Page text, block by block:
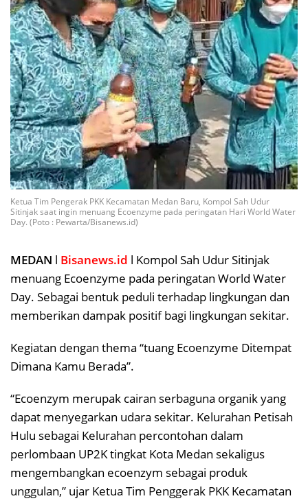
Ketua Tim Pengerak PKK Kecamatan Medan Baru, Kompol Sah Udur
Sitinjak saat ingin menuang Ecoenzyme pada peringatan Hari World Water
Day. (Poto : Pewarta/Bisanews.id)
MEDAN l Bisanews.id l Kompol Sah Udur Sitinjak
menuang Ecoenzyme pada peringatan World Water
Day. Sebagai bentuk peduli terhadap lingkungan dan
memberikan dampak positif bagi lingkungan sekitar.
Kegiatan dengan thema “tuang Ecoenzyme Ditempat
Dimana Kamu Berada”.
“Ecoenzym merupak cairan serbaguna organik yang
dapat menyegarkan udara sekitar. Kelurahan Petisah
Hulu sebagai Kelurahan percontohan dalam
perlombaan UP2K tingkat Kota Medan sekaligus
mengembangkan ecoenzym sebagai produk
unggulan,” ujar Ketua Tim Penggerak PKK Kecamatan